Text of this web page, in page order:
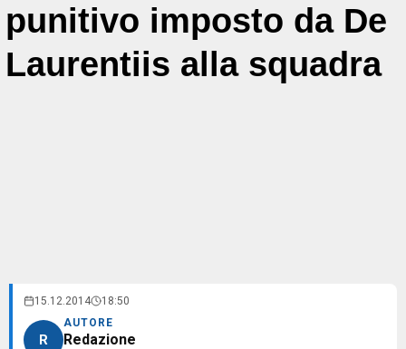
punitivo imposto da De
Laurentiis alla squadra
15.12.2014 18:50
R
AUTORE
Redazione